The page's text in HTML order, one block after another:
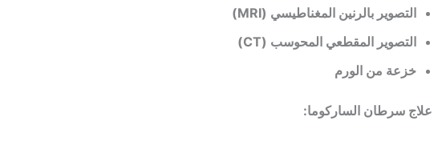
التصوير بالرنين المغناطيسي (MRI)
التصوير المقطعي المحوسب (CT)
خزعة من الورم
علاج سرطان الساركوما: